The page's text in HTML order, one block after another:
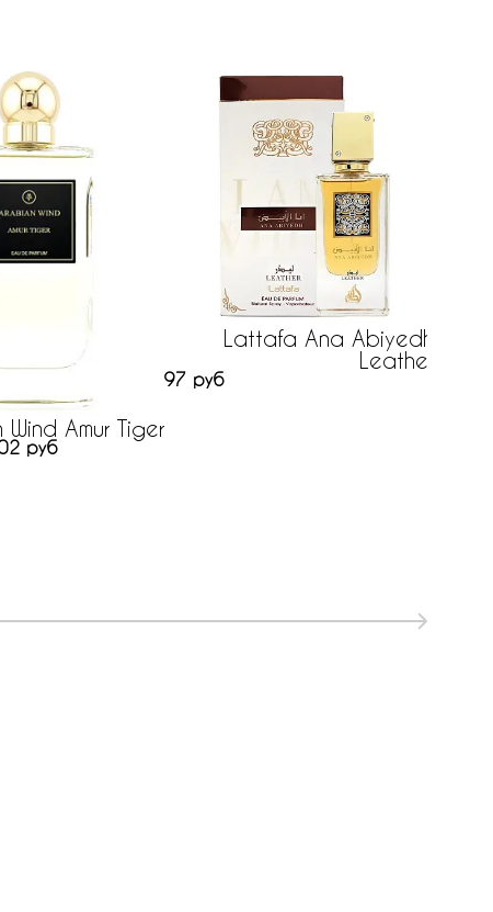
Amur Tiger
руб
Lattafa Ana Abiyedh
Leather
97 руб